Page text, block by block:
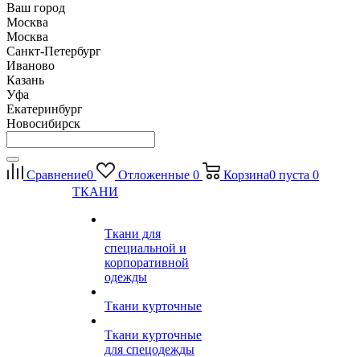
Ваш город
Москва
Москва
Санкт-Петербург
Иваново
Казань
Уфа
Екатеринбург
Новосибирск
Сравнение0 Отложенные 0 Корзина0 пуста 0
ТКАНИ
Ткани для
специальной и
корпоративной
одежды
Ткани курточные
Ткани курточные
для спецодежды